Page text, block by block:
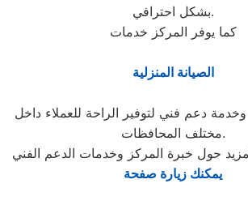
بشكل احترافي.
كما يوفر المركز خدمات
الصيانة المنزلية
دعم فني لتوفير الراحة للعملاء داخل
مختلف المحافظات.
حول خبرة المركز وخدمات الدعم الفني
يمكنك زيارة صفحة